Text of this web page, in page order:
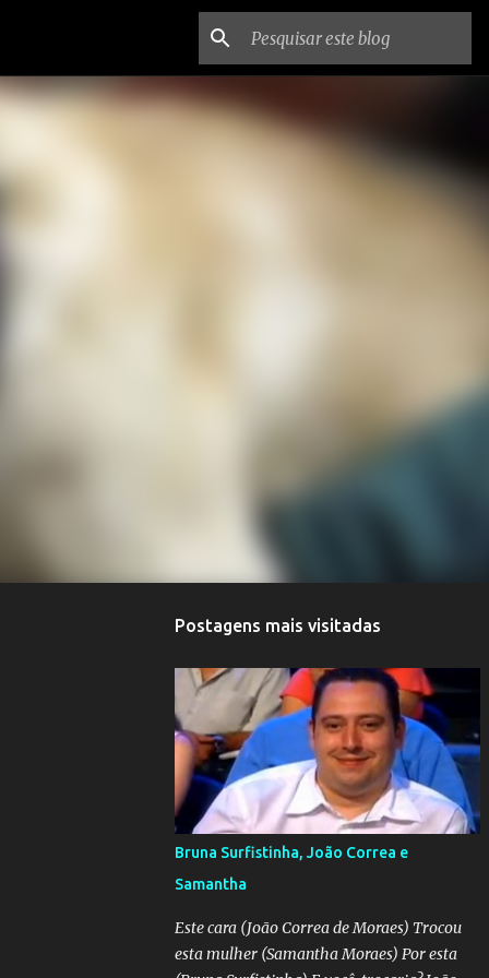
Postagens mais visitadas
Bruna Surfistinha, João Correa e
Samantha
Este cara (João Correa de Moraes) Trocou
esta mulher (Samantha Moraes) Por esta